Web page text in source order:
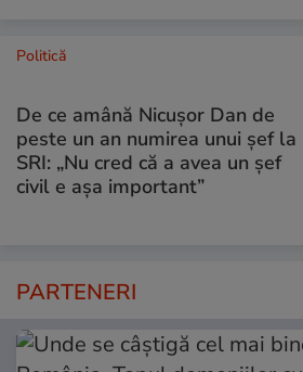
Politică
De ce amână Nicușor Dan de
peste un an numirea unui șef la
SRI: „Nu cred că a avea un şef
civil e așa important”
PARTENERI